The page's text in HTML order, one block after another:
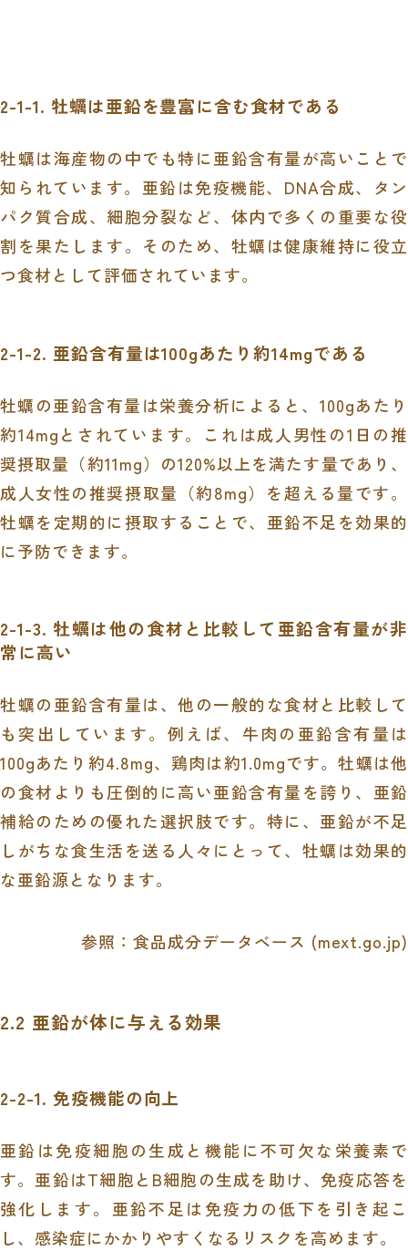
2-1-1. 牡蠣は亜鉛を豊富に含む食材である
牡蠣は海産物の中でも特に亜鉛含有量が高いことで
知られています。亜鉛は免疫機能、DNA合成、タン
パク質合成、細胞分裂など、体内で多くの重要な役
割を果たします。そのため、牡蠣は健康維持に役立
つ食材として評価されています。
2-1-2. 亜鉛含有量は100gあたり約14mgである
牡蠣の亜鉛含有量は栄養分析によると、100gあたり
約14mgとされています。これは成人男性の1日の推
奨摂取量（約11mg）の120%以上を満たす量であり、
成人女性の推奨摂取量（約8mg）を超える量です。
牡蠣を定期的に摂取することで、亜鉛不足を効果的
に予防できます。
2-1-3. 牡蠣は他の食材と比較して亜鉛含有量が非
常に高い
牡蠣の亜鉛含有量は、他の一般的な食材と比較して
も突出しています。例えば、牛肉の亜鉛含有量は
100gあたり約4.8mg、鶏肉は約1.0mgです。牡蠣は他
の食材よりも圧倒的に高い亜鉛含有量を誇り、亜鉛
補給のための優れた選択肢です。特に、亜鉛が不足
しがちな食生活を送る人々にとって、牡蠣は効果的
な亜鉛源となります。
参照： 食品成分データベース (mext.go.jp)
2.2 亜鉛が体に与える効果
2-2-1. 免疫機能の向上
亜鉛は免疫細胞の生成と機能に不可欠な栄養素で
す。亜鉛はT細胞とB細胞の生成を助け、免疫応答を
強化します。亜鉛不足は免疫力の低下を引き起こ
し、感染症にかかりやすくなるリスクを高めます。